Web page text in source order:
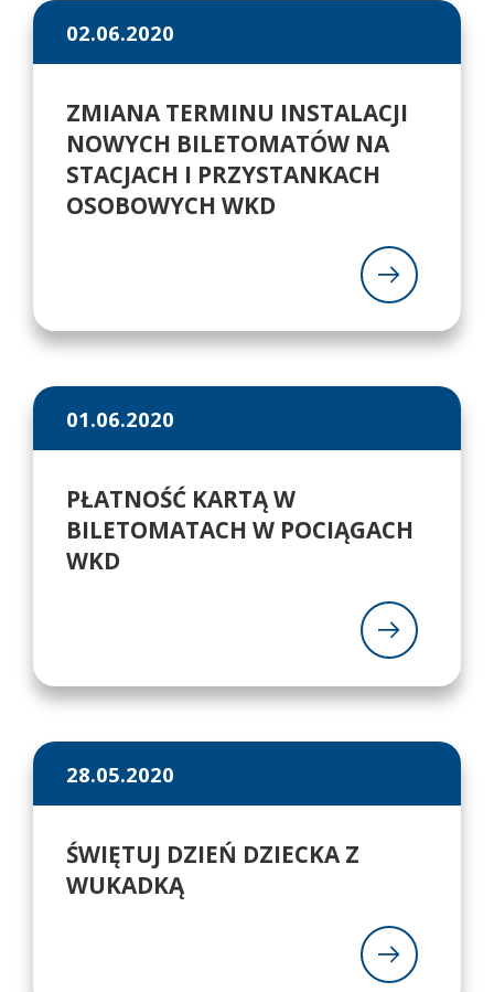
02.06.2020
ZMIANA TERMINU INSTALACJI
NOWYCH BILETOMATÓW NA
STACJACH I PRZYSTANKACH
OSOBOWYCH WKD
01.06.2020
PŁATNOŚĆ KARTĄ W
BILETOMATACH W POCIĄGACH
WKD
28.05.2020
ŚWIĘTUJ DZIEŃ DZIECKA Z
WUKADKĄ